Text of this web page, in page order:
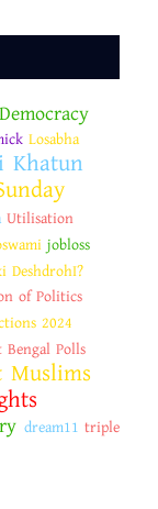
Democracy
Losabha
Khatun
Utilisation
jobloss
DeshdrohI?
of Politics
2024
Bengal Polls
Muslims
dream11 triple